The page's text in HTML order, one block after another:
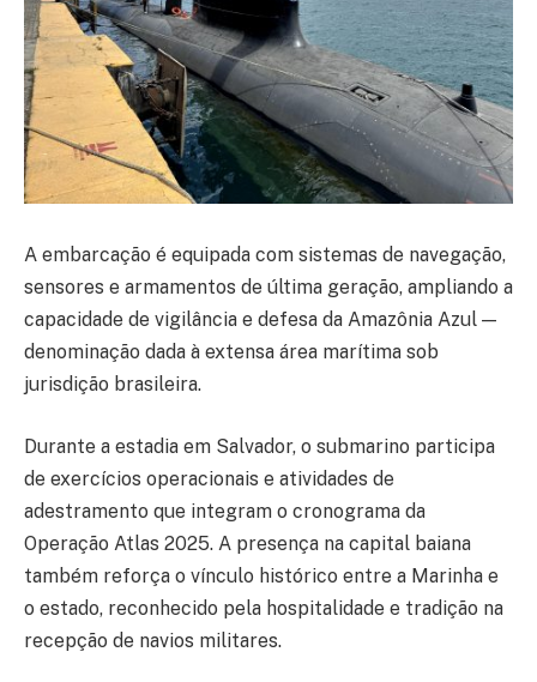
A embarcação é equipada com sistemas de navegação,
sensores e armamentos de última geração, ampliando a
capacidade de vigilância e defesa da Amazônia Azul —
denominação dada à extensa área marítima sob
jurisdição brasileira.
Durante a estadia em Salvador, o submarino participa
de exercícios operacionais e atividades de
adestramento que integram o cronograma da
Operação Atlas 2025. A presença na capital baiana
também reforça o vínculo histórico entre a Marinha e
o estado, reconhecido pela hospitalidade e tradição na
recepção de navios militares.